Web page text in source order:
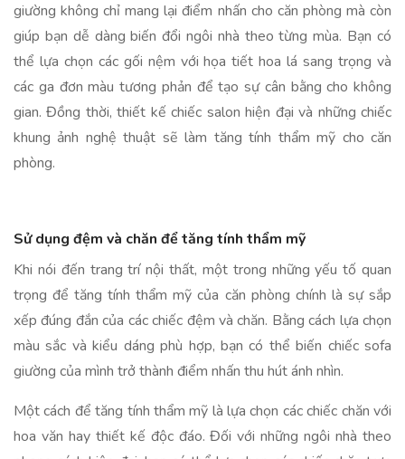
giường không chỉ mang lại điểm nhấn cho căn phòng mà còn
giúp bạn dễ dàng biến đổi ngôi nhà theo từng mùa. Bạn có
thể lựa chọn các gối nệm với họa tiết hoa lá sang trọng và
các ga đơn màu tương phản để tạo sự cân bằng cho không
gian. Đồng thời, thiết kế chiếc salon hiện đại và những chiếc
khung ảnh nghệ thuật sẽ làm tăng tính thẩm mỹ cho căn
phòng.
Sử dụng đệm và chăn để tăng tính thẩm mỹ
Khi nói đến trang trí nội thất, một trong những yếu tố quan
trọng để tăng tính thẩm mỹ của căn phòng chính là sự sắp
xếp đúng đắn của các chiếc đệm và chăn. Bằng cách lựa chọn
màu sắc và kiểu dáng phù hợp, bạn có thể biến chiếc sofa
giường của mình trở thành điểm nhấn thu hút ánh nhìn.
Một cách để tăng tính thẩm mỹ là lựa chọn các chiếc chăn với
hoa văn hay thiết kế độc đáo. Đối với những ngôi nhà theo